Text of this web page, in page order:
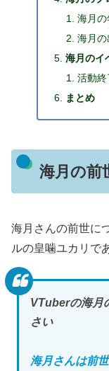
海月の
海月の
海月のイ
活動
まとめ
海月の前
海月さんの前世に
ルの皇噛ユカリで
VTuberの海月
さい
海月さんは前